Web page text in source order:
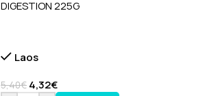
DIGESTION 225G
Laos
5,40€ 4,32€